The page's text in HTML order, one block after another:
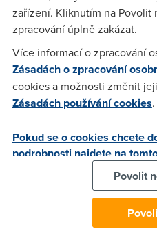
Anonym(16.5.2005 00:17:01)
A nějaký link, kde to už
Johny Sutpido
(16.5.2005
testovat. (test ve ztížených
Microsoft. Nebude to
minimálně 2 MB. Takže to
Telenoru :o( Ale předpokládá
za 150 dolarů měšíčně na
zařízení. Kliknutím na
zpracování úplně zakázat.
Více informací o zpracování
Zásadách o zpracování
cookies a možnosti změnit
Zásadách používání cookies.
Pokud se o cookies chcete
podrobnosti najdete na
Povolit